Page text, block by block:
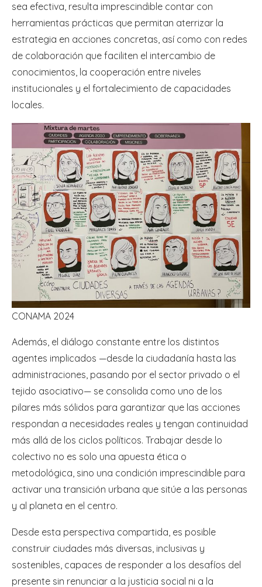
sea efectiva, resulta imprescindible contar con
herramientas prácticas que permitan aterrizar la
estrategia en acciones concretas, así como con redes
de colaboración que faciliten el intercambio de
conocimientos, la cooperación entre niveles
institucionales y el fortalecimiento de capacidades
locales.
CONAMA 2024
Además, el diálogo constante entre los distintos
agentes implicados —desde la ciudadanía hasta las
administraciones, pasando por el sector privado o el
tejido asociativo— se consolida como uno de los
pilares más sólidos para garantizar que las acciones
respondan a necesidades reales y tengan continuidad
más allá de los ciclos políticos. Trabajar desde lo
colectivo no es solo una apuesta ética o
metodológica, sino una condición imprescindible para
activar una transición urbana que sitúe a las personas
y al planeta en el centro.
Desde esta perspectiva compartida, es posible
construir ciudades más diversas, inclusivas y
sostenibles, capaces de responder a los desafíos del
presente sin renunciar a la justicia social ni a la